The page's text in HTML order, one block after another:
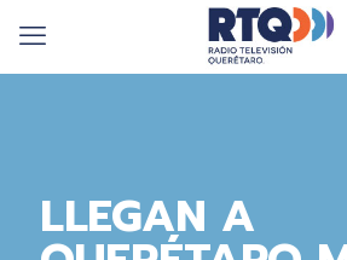
LLEGAN A